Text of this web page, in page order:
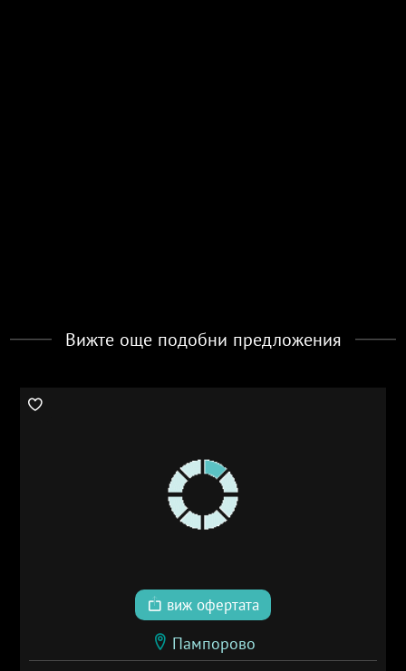
Вижте още подобни предложения
виж офертата
Пампорово